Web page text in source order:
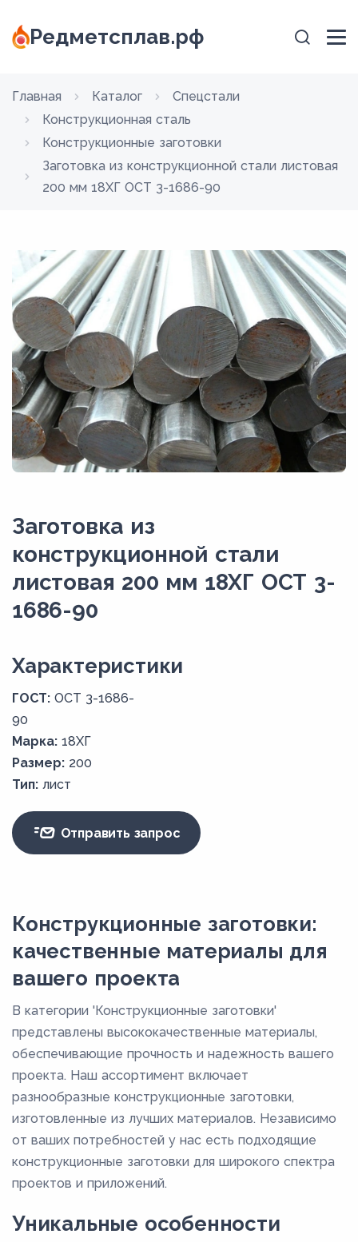
Редметсплав.рф
Главная Каталог
Спецстали
Конструкционная сталь
Конструкционные заготовки
Заготовка из конструкционной стали листовая
200 мм 18ХГ ОСТ 3-1686-90
Заготовка из
конструкционной стали
листовая 200 мм 18ХГ ОСТ 3-
1686-90
Xарактеристики
ГОСТ: ОСТ 3-1686-
90
Марка: 18ХГ
Размер: 200
Тип: лист
Отправить запрос
Конструкционные заготовки:
качественные материалы для
вашего проекта
В категории 'Конструкционные заготовки'
представлены высококачественные материалы,
обеспечивающие прочность и надежность вашего
проекта. Наш ассортимент включает
разнообразные конструкционные заготовки,
изготовленные из лучших материалов. Независимо
от ваших потребностей у нас есть подходящие
конструкционные заготовки для широкого спектра
проектов и приложений.
Уникальные особенности